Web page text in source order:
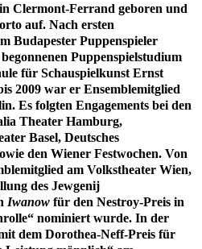
Clermont-Ferrand geboren und
auf. Nach ersten
Budapester Puppenspieler
Puppenspielstudium
für Schauspielkunst Ernst
2009 war er Ensemblemitglied
Es folgten Engagements bei den
Theater Hamburg,
Basel, Deutsches
den Wiener Festwochen. Von
am Volkstheater Wien,
des Jewgenij
Iwanow für den Nestroy-Preis in
nominiert wurde. In der
dem Dorothea-Neff-Preis für